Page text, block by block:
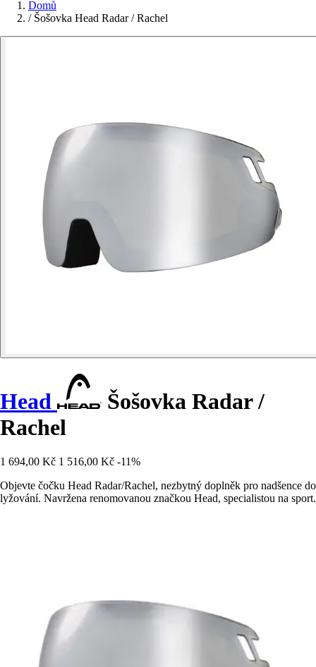
Domů
/ Šošovka Head Radar / Rachel
Head
Šošovka Radar /
Rachel
1 694,00 Kč 1 516,00 Kč -11%
Objevte čočku Head Radar/Rachel, nezbytný doplněk pro nadšence do
lyžování. Navržena renomovanou značkou Head, specialistou na sport.